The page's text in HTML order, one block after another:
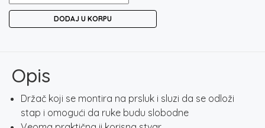
ROD
DODAJ U KORPU
Opis
Držač koji se montira na prsluk i sluzi da se odloži
stap i omogući da ruke budu slobodne